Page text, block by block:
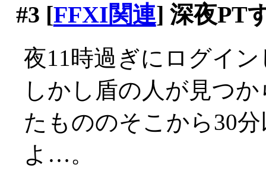
#3 [FFXI関連] 深夜PT
夜11時過ぎにログイ
しかし盾の人が見つ
たもののそこから30
よ…。